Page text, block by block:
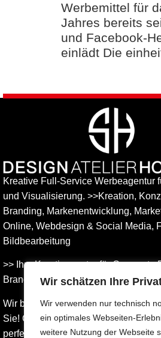
Wir schätzen Ihre
Wir verwenden nur technisch
ein optimales Webseiten-
weitere Nutzung der Webseite
Werbemittel für
Jahres bereits
und Facebook-
einlädt Die
Kreative Full-Service Werbeagentur
und Visualisierung. >>Kreation,
Branding, Markenentwicklung,
Online, Web­design & Social Media,
Bildbear­bei­tung
>> Ihre Kreativagentur für Corporate
Branding Entwicklung – ganz in Ihrer
Wir beraten Sie umfassend – und
Sie! Gemeinsam finden wird die
perfekt zu Ihnen passt.